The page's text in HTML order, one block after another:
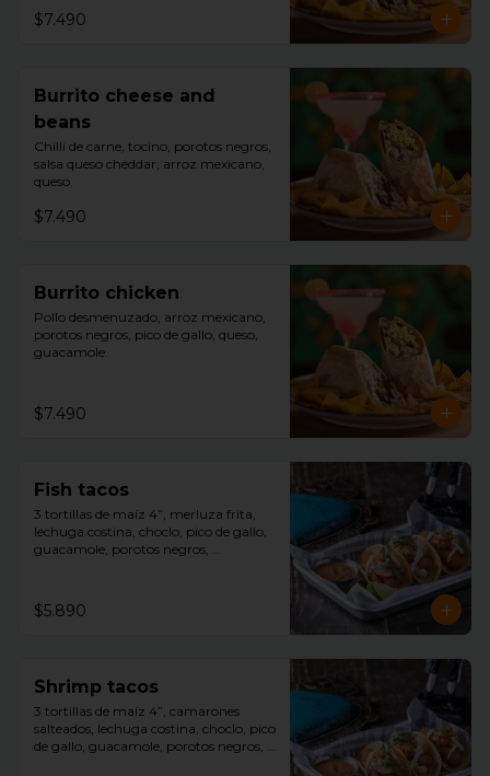
$7.490
Burrito cheese and
beans
Chilli de carne, tocino, porotos negros,
salsa queso cheddar, arroz mexicano,
queso.
$7.490
Burrito chicken
Pollo desmenuzado, arroz mexicano,
porotos negros, pico de gallo, queso,
guacamole.
$7.490
Fish tacos
3 tortillas de maíz 4”, merluza frita,
lechuga costina, choclo, pico de gallo,
guacamole, porotos negros,
salsa tquila aparte.
$5.890
Shrimp tacos
3 tortillas de maíz 4”, camarones
salteados, lechuga costina, choclo, pico
de gallo, guacamole, porotos negros,